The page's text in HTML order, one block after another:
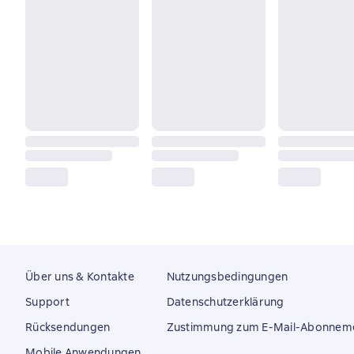
Über uns & Kontakte
Support
Rücksendungen
Nutzungsbedingungen
Datenschutzerklärung
Zustimmung zum E-Mail-